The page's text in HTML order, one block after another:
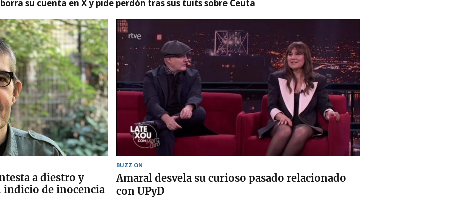
su cuenta en X y pide perdón tras sus tuits sobre Ceuta
a diestro y
indicio de inocencia
BUZZ ON
Amaral desvela su curioso pasado relacionado
con UPyD